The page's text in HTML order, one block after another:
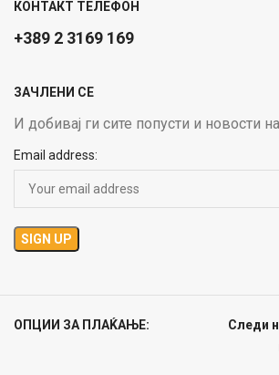
КОНТАКТ ТЕЛЕФОН
+389 2 3169 169
ЗАЧЛЕНИ СЕ
И добивај ги сите попусти и новости
Email address:
ОПЦИИ ЗА ПЛАЌАЊЕ:
Следи